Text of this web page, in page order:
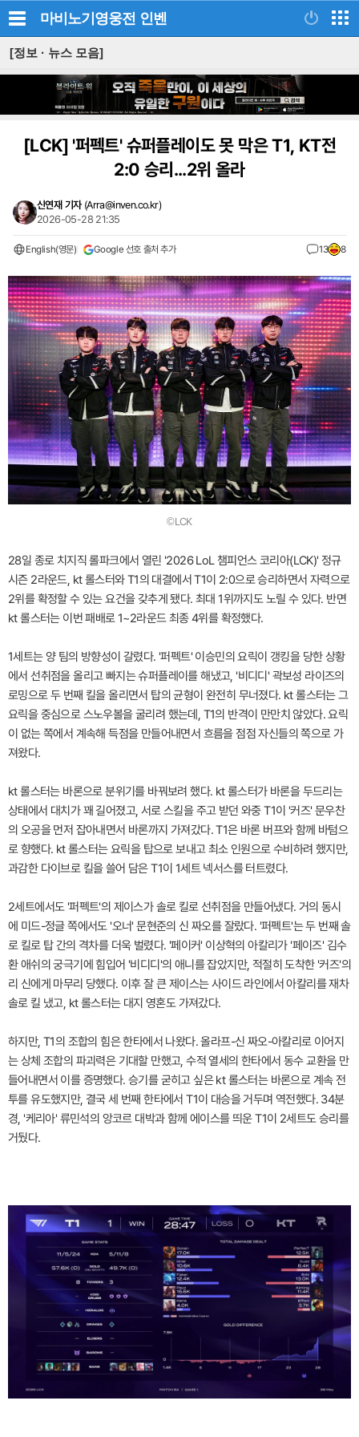
마비노기영웅전 인벤
[정보 · 뉴스 모음]
[LCK]'퍼펙트' 슈퍼플레이도 못 막은 T1, KT전
2:0 승리...2위 올라
신연재 기자 (Arra@inven.co.kr)
2026-05-28 21:35
English(영문) Google 선호 출처 추가 13 8
©LCK
28일 종로 치지직 롤파크에서 열린 '2026 LoL 챔피언스 코리아(LCK)' 정규
시즌 2라운드, kt 롤스터와 T1의 대결에서 T1이 2:0으로 승리하면서 자력으로
2위를 확정할 수 있는 요건을 갖추게 됐다. 최대 1위까지도 노릴 수 있다. 반면
kt 롤스터는 이번 패배로 1~2라운드 최종 4위를 확정했다.
1세트는 양 팀의 방향성이 갈렸다. '퍼펙트' 이승민의 요릭이 갱킹을 당한 상황
에서 선취점을 올리고 빠지는 슈퍼플레이를 해냈고, '비디디' 곽보성 라이즈의
로밍으로 두 번째 킬을 올리면서 탑의 균형이 완전히 무너졌다. kt 롤스터는 그
요릭을 중심으로 스노우볼을 굴리려 했는데, T1의 반격이 만만치 않았다. 요릭
이 없는 쪽에서 계속해 득점을 만들어내면서 흐름을 점점 자신들의 쪽으로 가
져왔다.
kt 롤스터는 바론으로 분위기를 바꿔보려 했다. kt 롤스터가 바론을 두드리는
상태에서 대치가 꽤 길어졌고, 서로 스킬을 주고 받던 와중 T1이 '커즈' 문우찬
의 오공을 먼저 잡아내면서 바론까지 가져갔다. T1은 바론 버프와 함께 바텀으
로 향했다. kt 롤스터는 요릭을 탑으로 보내고 최소 인원으로 수비하려 했지만,
과감한 다이브로 킬을 쓸어 담은 T1이 1세트 넥서스를 터트렸다.
2세트에서도 '퍼펙트'의 제이스가 솔로 킬로 선취점을 만들어냈다. 거의 동시
에 미드-정글 쪽에서도 '오너' 문현준의 신 짜오를 잘랐다. '퍼펙트'는 두 번째 솔
로 킬로 탑 간의 격차를 더욱 벌렸다. '페이커' 이상혁의 아칼리가 '페이즈' 김수
환 애쉬의 궁극기에 힘입어 '비디디'의 애니를 잡았지만, 적절히 도착한 '커즈'의
리 신에게 마무리 당했다. 이후 잘 큰 제이스는 사이드 라인에서 아칼리를 재차
솔로 킬 냈고, kt 롤스터는 대지 영혼도 가져갔다.
하지만, T1의 조합의 힘은 한타에서 나왔다. 올라프-신 짜오-아칼리로 이어지
는 상체 조합의 파괴력은 기대할 만했고, 수적 열세의 한타에서 동수 교환을 만
들어내면서 이를 증명했다. 승기를 굳히고 싶은 kt 롤스터는 바론으로 계속 전
투를 유도했지만, 결국 세 번째 한타에서 T1이 대승을 거두며 역전했다. 34분
경, '케리아' 류민석의 앙코르 대박과 함께 에이스를 띄운 T1이 2세트도 승리를
거뒀다.